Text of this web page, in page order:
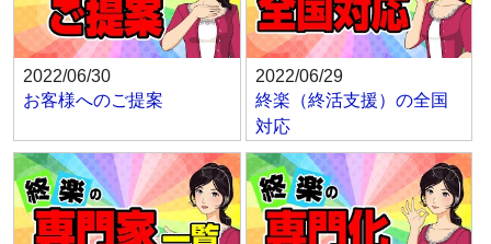
2022/06/30
お客様へのご提案
2022/06/29
終楽（終活支援）の全国
対応